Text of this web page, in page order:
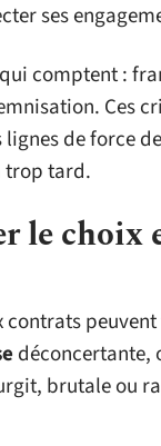
ses
comptent :
Ces
de force
trop tard.
le choix
déconcertante,
brutale ou